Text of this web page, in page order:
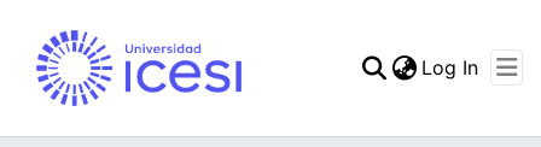
Log In